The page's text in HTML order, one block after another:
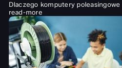
Dlaczego komputery
read-more